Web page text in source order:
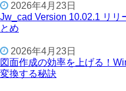
2026年4月23日
Jw_cad Version 10.02.1 リリ
とめ
2026年4月23日
図面作成の効率を上げる！
変換する秘訣